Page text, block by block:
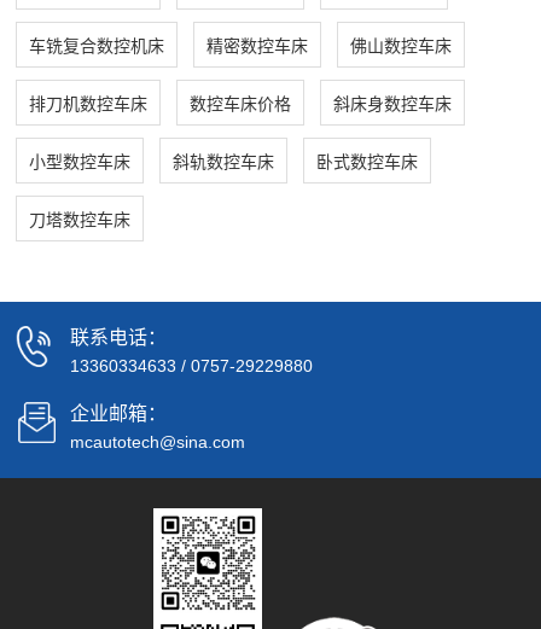
车铣复合数控机床 精密数控车床 佛山数控车床
排刀机数控车床 数控车床价格 斜床身数控车床
小型数控车床 斜轨数控车床 卧式数控车床
刀塔数控车床
联系电话：
13360334633/ 0757-29229880
企业邮箱：
mcautotech@sina.com